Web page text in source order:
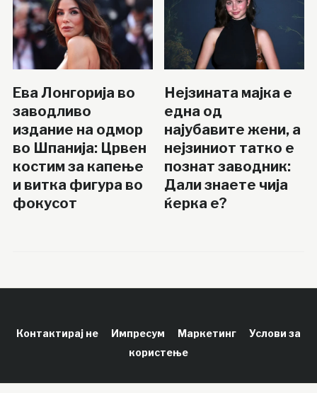
Ева Лонгорија во
заводливо
издание на одмор
во Шпанија: Црвен
костим за капење
и витка фигура во
фокусот
Нејзината мајка е
една од
најубавите жени, а
нејзиниот татко е
познат заводник:
Дали знаете чија
ќерка е?
Контактирај не Импресум Маркетинг
Услови за
користење